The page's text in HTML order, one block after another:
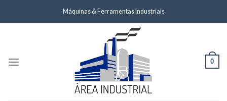
Máquinas & Ferramentas Industriais
0